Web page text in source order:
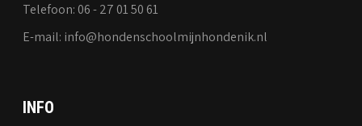
Telefoon: 06 - 27 01 50 61
E-mail: info@hondenschoolmijnhondenik.nl
INFO